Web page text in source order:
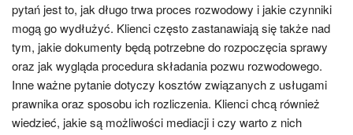
pytań jest to, jak długo trwa proces rozwodowy i jakie czynniki
mogą go wydłużyć. Klienci często zastanawiają się także nad
tym, jakie dokumenty będą potrzebne do rozpoczęcia sprawy
oraz jak wygląda procedura składania pozwu rozwodowego.
Inne ważne pytanie dotyczy kosztów związanych z usługami
prawnika oraz sposobu ich rozliczenia. Klienci chcą również
wiedzieć, jakie są możliwości mediacji i czy warto z nich